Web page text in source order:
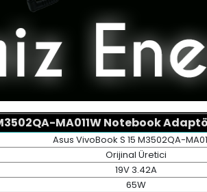
MA011WNotebook
Asus VivoBook S 15 M3502QA-
Orijinal Üretici
19V 3.42A
65W